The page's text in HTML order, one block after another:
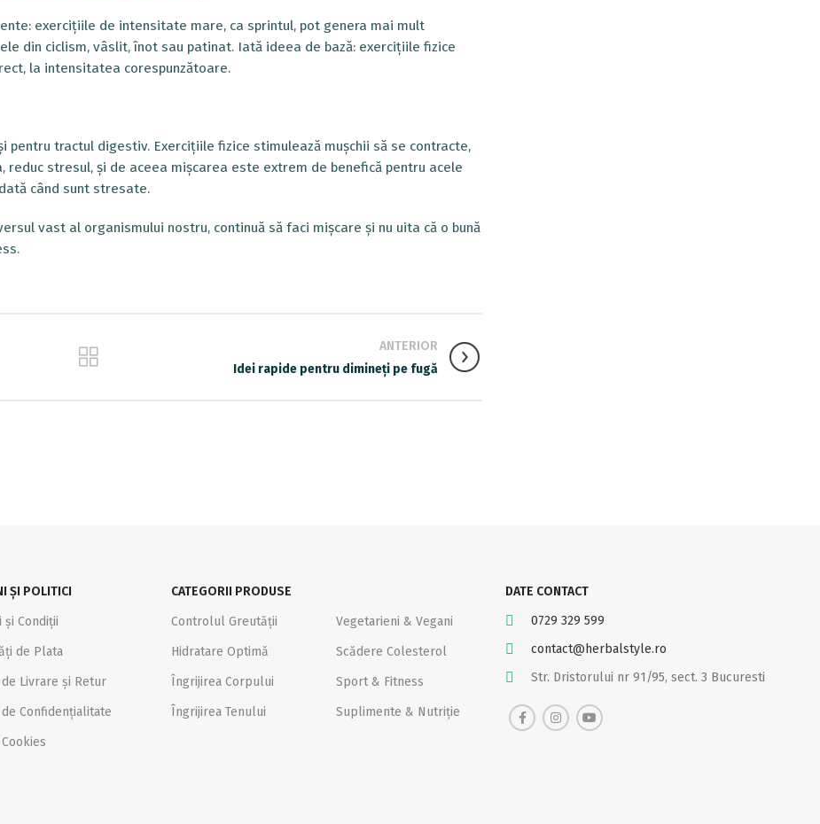
exercițiile de intensitate mare, ca sprintul, pot genera mai mult
din ciclism, vâslit, înot sau patinat. Iată ideea de bază: exercițiile fizice
la intensitatea corespunzătoare.
pentru tractul digestiv. Exercițiile fizice stimulează mușchii să se contracte,
stresul, și de aceea mișcarea este extrem de benefică pentru acele
când sunt stresate.
vast al organismului nostru, continuă să faci mișcare și nu uita că o bună
ANTERIOR
Idei rapide pentru dimineți pe fugă
ȘI POLITICI
și Condiții
de Plata
Livrare și Retur
Confidențialitate
CATEGORII PRODUSE
Controlul Greutății
Hidratare Optimă
Îngrijirea Corpului
Îngrijirea Tenului
Vegetarieni & Vegani
Scădere Colesterol
Sport & Fitness
Suplimente & Nutriție
DATE CONTACT
0729 329 599
contact@herbalstyle.ro
Str. Dristorului nr 91/95, sect. 3 Bucuresti